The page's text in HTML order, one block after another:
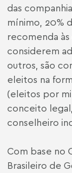
das
mínimo, 20%
recomenda
considerem
outros, são
eleitos na
(eleitos por
conceito
conselheiro
Com base no
Brasileiro de